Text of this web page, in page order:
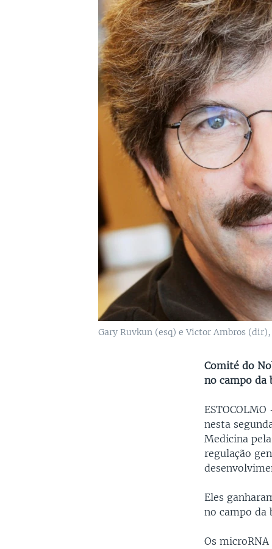
Gary Ruvkun (esq) e Victor Ambros
Comité do
no campo
nesta
Medicina
regulação
Eles
no campo da
Os